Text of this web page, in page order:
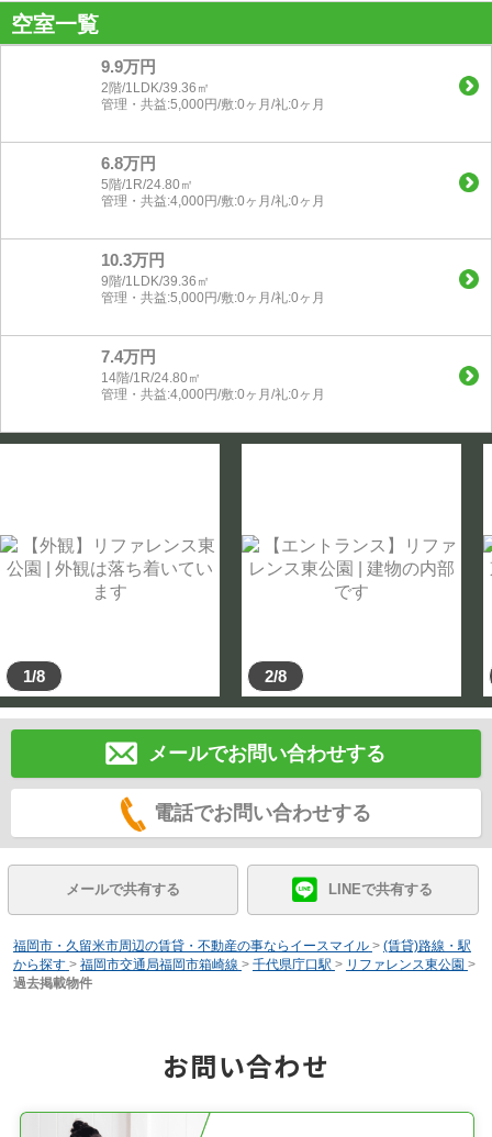
空室一覧
9.9万円
2階/1LDK/39.36㎡
管理・共益:5,000円/敷:0ヶ月/礼:0ヶ月
6.8万円
5階/1R/24.80㎡
管理・共益:4,000円/敷:0ヶ月/礼:0ヶ月
10.3万円
9階/1LDK/39.36㎡
管理・共益:5,000円/敷:0ヶ月/礼:0ヶ月
7.4万円
14階/1R/24.80㎡
管理・共益:4,000円/敷:0ヶ月/礼:0ヶ月
1/8 2/8
メールでお問い合わせする
電話でお問い合わせする
メールで共有する LINEで共有する
福岡市・久留米市周辺の賃貸・不動産の事ならイースマイル > (賃貸)路線・駅
から探す > 福岡市交通局福岡市箱崎線 > 千代県庁口駅 > リファレンス東公園 >
過去掲載物件
お問い合わせ